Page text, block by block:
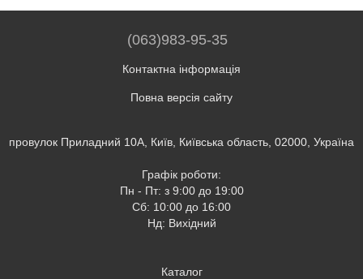
(063)983-95-35
Контактна інформація
Повна версія сайту
провулок Приладний 10А, Київ, Київська область, 02000, Україна
Графік роботи:
Пн - Пт: з 9:00 до 19:00
Сб: 10:00 до 16:00
Нд: Вихідний
Каталог